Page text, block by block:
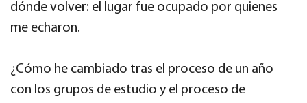
dónde volver: el lugar fue ocupado por quienes
me echaron.
¿Cómo he cambiado tras el proceso de un año
con los grupos de estudio y el proceso de